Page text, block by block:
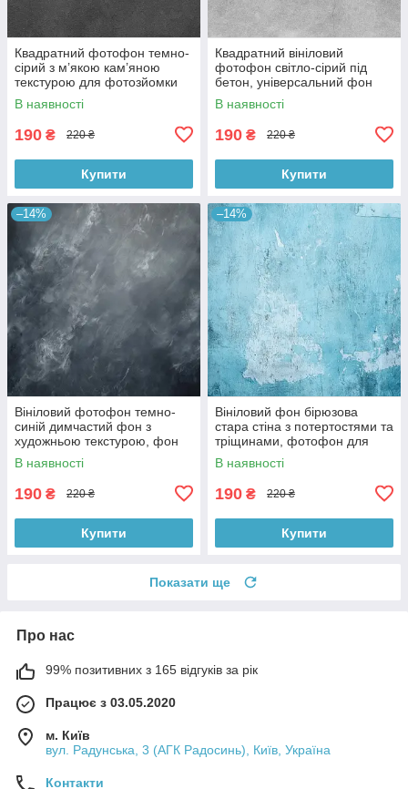
Квадратний фотофон темно-
сірий з м’якою кам’яною
текстурою для фотозйомки
товарів 60x60 см, №550076
В наявності
190 ₴ 220 ₴
Купити
Квадратний вініловий
фотофон світло-сірий під
бетон, універсальний фон
для зйомки, 60x60 см,
№550478
В наявності
190 ₴ 220 ₴
Купити
–14%
Вініловий фотофон темно-
синій димчастий фон з
художньою текстурою, фон
для фото 60x60 см,
№551759
В наявності
190 ₴ 220 ₴
Купити
–14%
Вініловий фон бірюзова
стара стіна з потертостями та
тріщинами, фотофон для
зйомки 60x60 см, №551779
В наявності
190 ₴ 220 ₴
Купити
Показати ще
Про нас
99% позитивних з 165 відгуків за рік
Працює з 03.05.2020
м. Київ
вул. Радунська, 3 (АГК Радосинь), Київ, Україна
Контакти